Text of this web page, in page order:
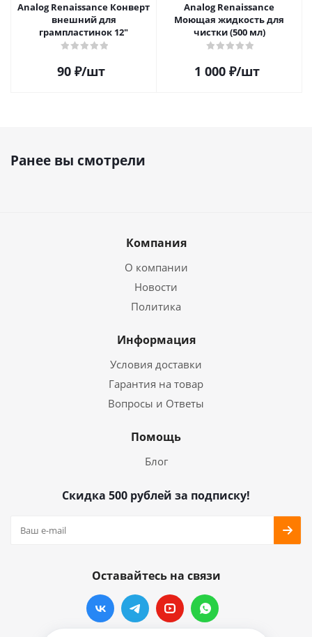
Analog Renaissance Конверт
внешний для
грампластинок 12"
90 ₽/шт
Analog Renaissance
Моющая жидкость для
чистки (500 мл)
1 000₽/шт
Ранее вы смотрели
Компания
О компании
Новости
Политика
Информация
Условия доставки
Гарантия на товар
Вопросы и Ответы
Помощь
Блог
Скидка 500 рублей за подписку!
Оставайтесь на связи